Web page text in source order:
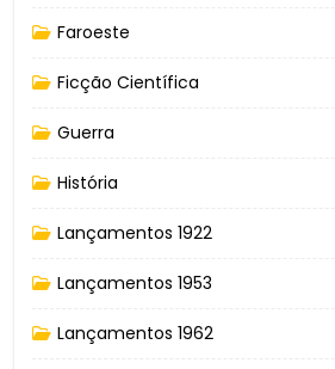
Faroeste
Ficção Científica
Guerra
História
Lançamentos 1922
Lançamentos 1953
Lançamentos 1962